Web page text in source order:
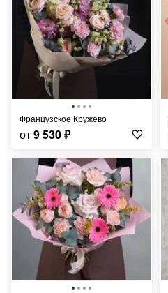
Французское Кружево
от9 530₽